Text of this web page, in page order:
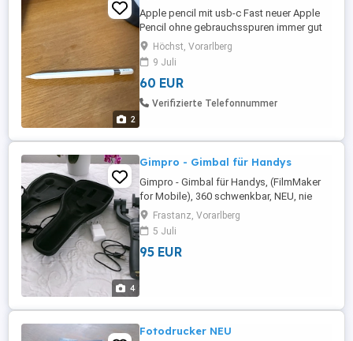
2
Apple pencil mit usb-c Fast neuer Apple
Pencil ohne gebrauchsspuren immer gut
aufgepasst, ohne verpackung ohne Kabel
Höchst, Vorarlberg
9 Juli
60 EUR
Verifizierte Telefonnummer
4
Gimpro - Gimbal für Handys
Gimpro - Gimbal für Handys, (FilmMaker
for Mobile), 360 schwenkbar, NEU, nie
gebraucht,
Frastanz, Vorarlberg
5 Juli
95 EUR
Fotodrucker NEU